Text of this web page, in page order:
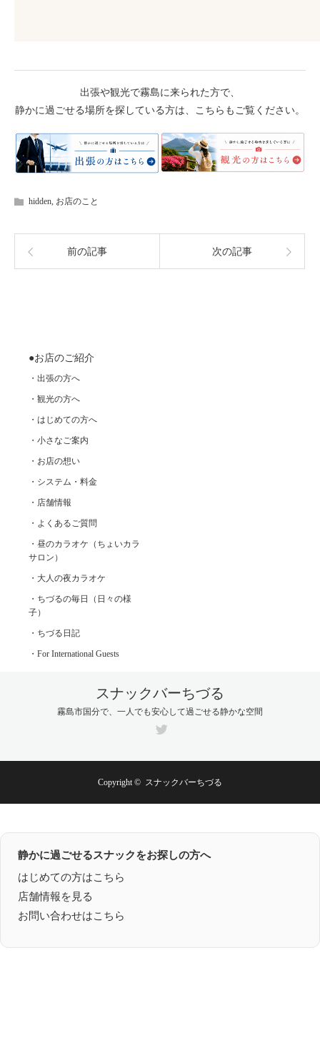
出張や観光で霧島に来られた方で、
静かに過ごせる場所を探している方は、こちらもご覧ください。
hidden, お店のこと
前の記事 次の記事
●お店のご紹介
・出張の方へ
・観光の方へ
・はじめての方へ
・小さなご案内
・お店の想い
・システム・料金
・店舗情報
・よくあるご質問
・昼のカラオケ（ちょいカラ
サロン）
・大人の夜カラオケ
・ちづるの毎日（日々の様
子）
・ちづる日記
・For International Guests
スナックバーちづる
霧島市国分で、一人でも安心して過ごせる静かな空間
Copyright © スナックバーちづる
静かに過ごせるスナックをお探しの方へ
はじめての方はこちら
店舗情報を見る
お問い合わせはこちら